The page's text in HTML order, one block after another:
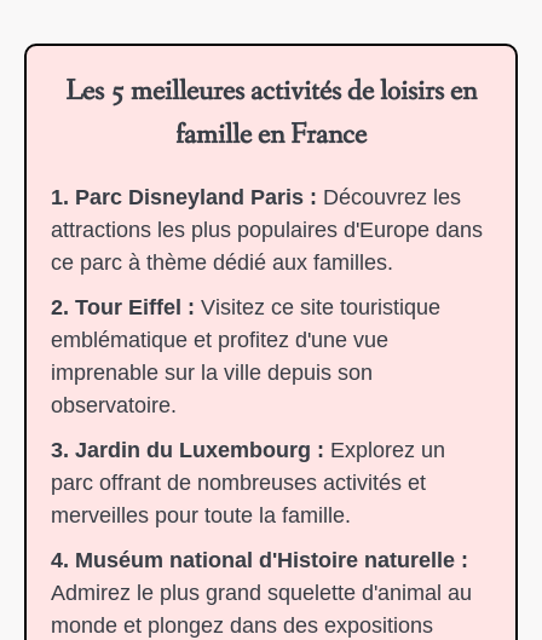
Les 5 meilleures activités de loisirs en
famille en France
1. Parc Disneyland Paris : Découvrez les
attractions les plus populaires d'Europe dans
ce parc à thème dédié aux familles.
2. Tour Eiffel : Visitez ce site touristique
emblématique et profitez d'une vue
imprenable sur la ville depuis son
observatoire.
3. Jardin du Luxembourg : Explorez un
parc offrant de nombreuses activités et
merveilles pour toute la famille.
4. Muséum national d'Histoire naturelle :
Admirez le plus grand squelette d'animal au
monde et plongez dans des expositions